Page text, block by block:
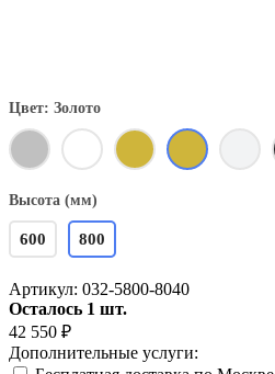
Цвет: Золото
Высота (мм)
600 800
Артикул: 032-5800-8040
Осталось 1 шт.
42 550 ₽
Дополнительные услуги: